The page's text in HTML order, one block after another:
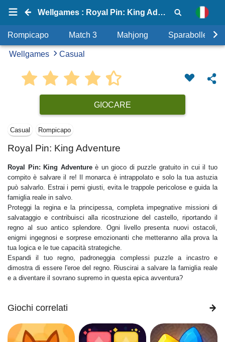
Wellgames : Royal Pin: King Adventure
Rompicapo Match 3 Mahjong Sparabolle
Wellgames Casual
GIOCARE
Casual Rompicapo
Royal Pin: King Adventure
Royal Pin: King Adventureè un gioco di puzzle gratuito in cui il tuo
compito è salvare il re! Il monarca è intrappolato e solo la tua astuzia
può salvarlo. Estrai i perni giusti, evita le trappole pericolose e guida la
famiglia reale in salvo.
Proteggi la regina e la principessa, completa impegnative missioni di
salvataggio e contribuisci alla ricostruzione del castello, riportando il
regno al suo antico splendore. Ogni livello presenta nuovi ostacoli,
enigmi ingegnosi e sorprese emozionanti che metteranno alla prova la
tua logica e le tue capacità strategiche.
Espandi il tuo regno, padroneggia complessi puzzle a incastro e
dimostra di essere l'eroe del regno. Riuscirai a salvare la famiglia reale
e a diventare il sovrano supremo in questa epica avventura?
Giochi correlati